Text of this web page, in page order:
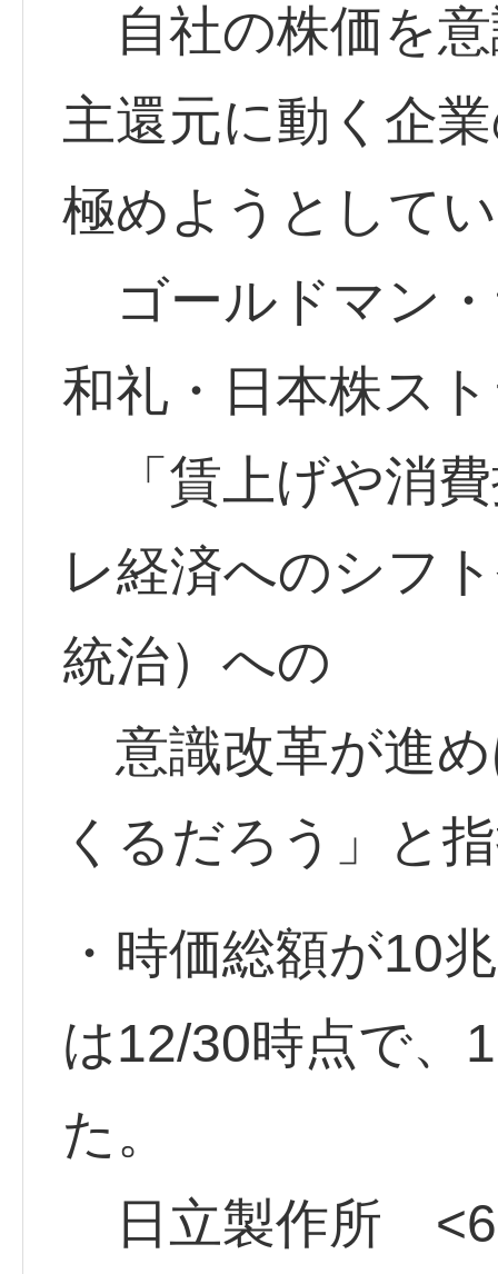
自社の株価を
主還元に動く企
極めようとして
ゴールドマン
和礼・日本株ス
「賃上げや消
レ経済へのシフ
統治）への
意識改革が進
くるだろう」と
・時価総額が10
は12/30時点で、
た。
日立製作所